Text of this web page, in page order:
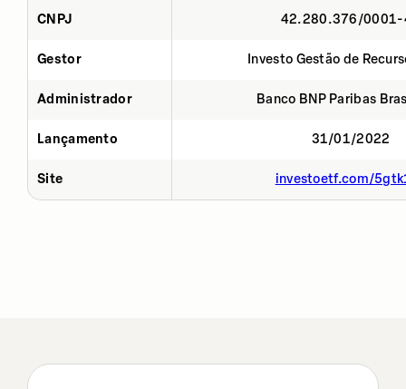
CNPJ 42.280.376/0001-
Gestor Investo Gestão de
Administrador Banco BNP Paribas
Lançamento 31/01/2022
Site investoetf.com/